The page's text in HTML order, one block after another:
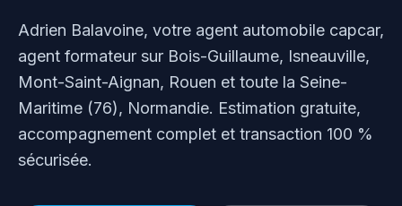
Adrien Balavoine, votre agent automobile capcar,
agent formateur sur Bois-Guillaume, Isneauville,
Mont-Saint-Aignan, Rouen et toute la Seine-
Maritime (76), Normandie. Estimation gratuite,
accompagnement complet et transaction 100 %
sécurisée.